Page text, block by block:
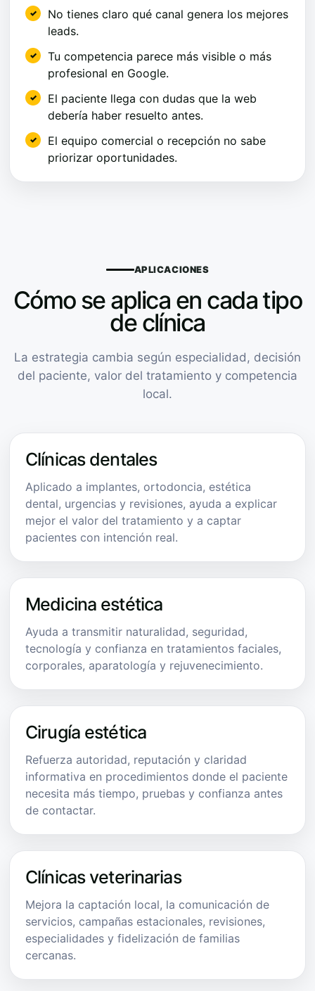
No tienes claro qué canal genera los mejores
leads.
Tu competencia parece más visible o más
profesional en Google.
El paciente llega con dudas que la web
debería haber resuelto antes.
El equipo comercial o recepción no sabe
priorizar oportunidades.
APLICACIONES
Cómo se aplica en cada tipo
de clínica
La estrategia cambia según especialidad, decisión
del paciente, valor del tratamiento y competencia
local.
Clínicas dentales
Aplicado a implantes, ortodoncia, estética
dental, urgencias y revisiones, ayuda a explicar
mejor el valor del tratamiento y a captar
pacientes con intención real.
Medicina estética
Ayuda a transmitir naturalidad, seguridad,
tecnología y confianza en tratamientos faciales,
corporales, aparatología y rejuvenecimiento.
Cirugía estética
Refuerza autoridad, reputación y claridad
informativa en procedimientos donde el paciente
necesita más tiempo, pruebas y confianza antes
de contactar.
Clínicas veterinarias
Mejora la captación local, la comunicación de
servicios, campañas estacionales, revisiones,
especialidades y fidelización de familias
cercanas.